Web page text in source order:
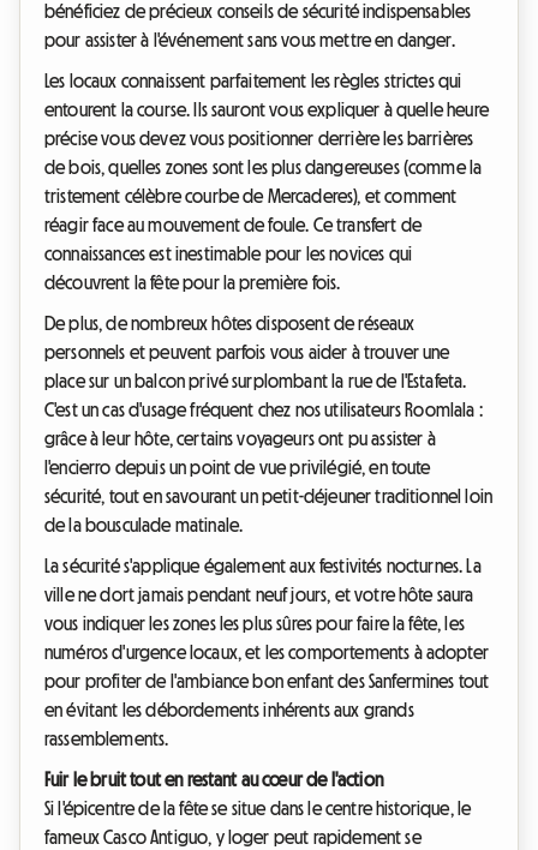
bénéficiez de précieux conseils de sécurité indispensables
pour assister à l'événement sans vous mettre en danger.
Les locaux connaissent parfaitement les règles strictes qui
entourent la course. Ils sauront vous expliquer à quelle heure
précise vous devez vous positionner derrière les barrières
de bois, quelles zones sont les plus dangereuses (comme la
tristement célèbre courbe de Mercaderes), et comment
réagir face au mouvement de foule. Ce transfert de
connaissances est inestimable pour les novices qui
découvrent la fête pour la première fois.
De plus, de nombreux hôtes disposent de réseaux
personnels et peuvent parfois vous aider à trouver une
place sur un balcon privé surplombant la rue de l'Estafeta.
C'est un cas d'usage fréquent chez nos utilisateurs Roomlala :
grâce à leur hôte, certains voyageurs ont pu assister à
l'encierro depuis un point de vue privilégié, en toute
sécurité, tout en savourant un petit-déjeuner traditionnel loin
de la bousculade matinale.
La sécurité s'applique également aux festivités nocturnes. La
ville ne dort jamais pendant neuf jours, et votre hôte saura
vous indiquer les zones les plus sûres pour faire la fête, les
numéros d'urgence locaux, et les comportements à adopter
pour profiter de l'ambiance bon enfant des Sanfermines tout
en évitant les débordements inhérents aux grands
rassemblements.
Fuir le bruit tout en restant au cœur de l'action
Si l'épicentre de la fête se situe dans le centre historique, le
fameux Casco Antiguo, y loger peut rapidement se